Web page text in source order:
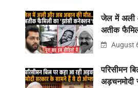
जेल में अली
अतीक
August
परिसीमन
अड़चनमोदी